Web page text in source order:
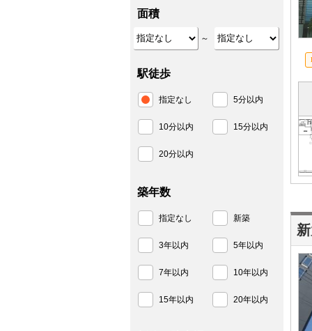
面積
～
駅徒歩
指定なし 5分以内
10分以内 15分以内
20分以内
築年数
指定なし 新築
3年以内 5年以内
7年以内 10年以内
15年以内 20年以内